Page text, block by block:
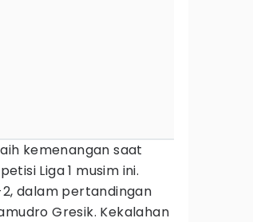
kemenangan saat
Liga 1 musim ini.
dalam pertandingan
Gresik. Kekalahan